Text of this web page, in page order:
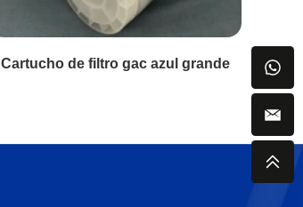
Cartucho de filtro gac azul grande